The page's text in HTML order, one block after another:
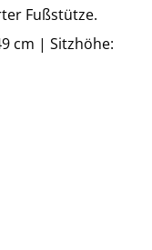
Fußstütze.
cm | Sitzhöhe: